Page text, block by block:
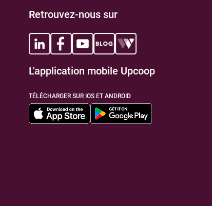
Retrouvez-nous sur
L'application mobile Upcoop
TÉLÉCHARGER SUR IOS ET ANDROID